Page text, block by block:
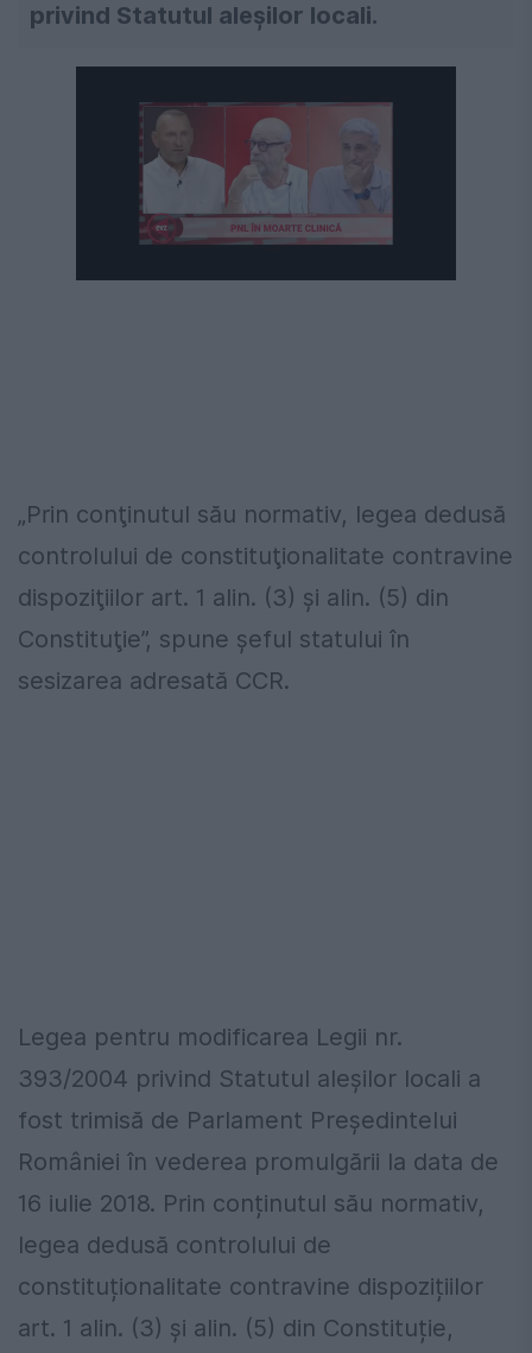
privind Statutul aleşilor locali.
„Prin conţinutul său normativ, legea dedusă
controlului de constituţionalitate contravine
dispoziţiilor art. 1 alin. (3) şi alin. (5) din
Constituţie”, spune şeful statului în
sesizarea adresată CCR.
Legea pentru modificarea Legii nr.
393/2004 privind Statutul aleșilor locali a
fost trimisă de Parlament Președintelui
României în vederea promulgării la data de
16 iulie 2018. Prin conținutul său normativ,
legea dedusă controlului de
constituționalitate contravine dispozițiilor
art. 1 alin. (3) și alin. (5) din Constituție,